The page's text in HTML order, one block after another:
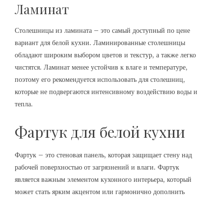
Ламинат
Столешницы из ламината – это самый доступный по цене
вариант для белой кухни. Ламинированные столешницы
обладают широким выбором цветов и текстур, а также легко
чистятся. Ламинат менее устойчив к влаге и температуре,
поэтому его рекомендуется использовать для столешниц,
которые не подвергаются интенсивному воздействию воды и
тепла.
Фартук для белой кухни
Фартук – это стеновая панель, которая защищает стену над
рабочей поверхностью от загрязнений и влаги. Фартук
является важным элементом кухонного интерьера, который
может стать ярким акцентом или гармонично дополнить